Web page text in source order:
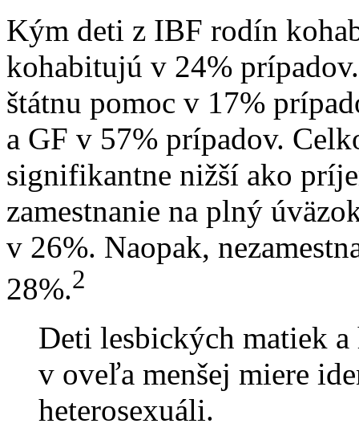
Kým deti z IBF rodín
kohabitujú v 24%
štátnu pomoc v 17%
a GF v 57% prípadov.
signifikantne nižší ako
zamestnanie na plný
v 26%. Naopak,
28%.2
Deti lesbických matiek
v oveľa menšej miere
heterosexuáli.